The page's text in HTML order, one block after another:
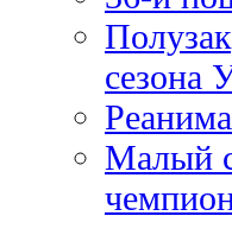
сезона
Малый